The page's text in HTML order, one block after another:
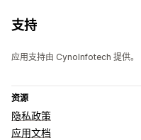
支持
应用支持由 CynoInfotech 提供。
资源
隐私政策
应用文档